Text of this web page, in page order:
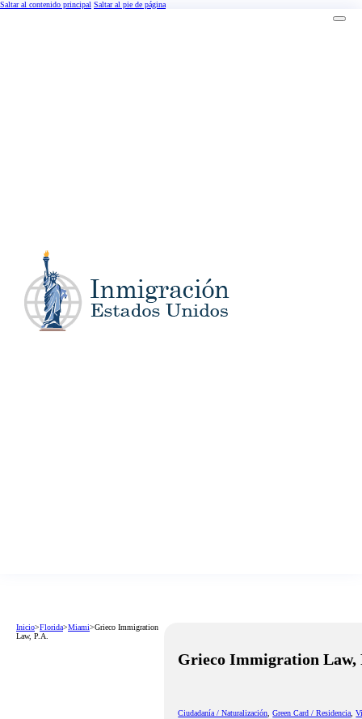
Saltar al contenido principal Saltar al pie de página
Inicio>Florida>Miami>Grieco Immigration
Law, P.A.
Grieco Immigration Law,
Ciudadanía / Naturalización,Green Card / Residencia,